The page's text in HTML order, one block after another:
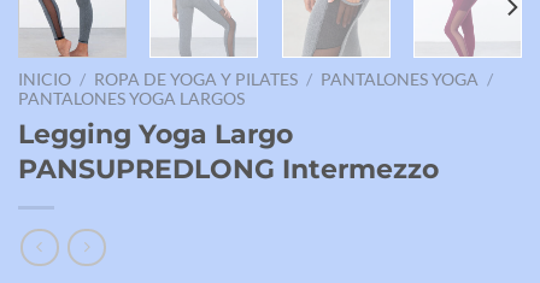
INICIO / ROPA DE YOGA Y PILATES / PANTALONES YOGA /
PANTALONES YOGA LARGOS
Legging Yoga Largo
PANSUPREDLONG Intermezzo